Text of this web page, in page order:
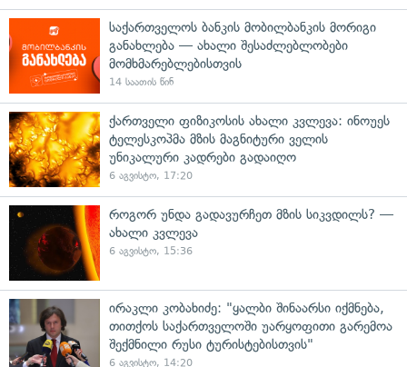
საქართველოს ბანკის მობილბანკის მორიგი
განახლება — ახალი შესაძლებლობები
მომხმარებლებისთვის
14 საათის წინ
ქართველი ფიზიკოსის ახალი კვლევა: ინოუეს
ტელესკოპმა მზის მაგნიტური ველის
უნიკალური კადრები გადაიღო
6 აგვისტო, 17:20
როგორ უნდა გადავურჩეთ მზის სიკვდილს? —
ახალი კვლევა
6 აგვისტო, 15:36
ირაკლი კობახიძე: "ყალბი შინაარსი იქმნება,
თითქოს საქართველოში უარყოფითი გარემოა
შექმნილი რუსი ტურისტებისთვის"
6 აგვისტო, 14:20